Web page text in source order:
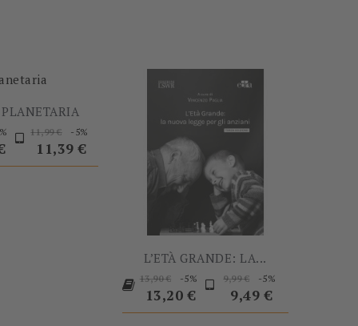
Prezzo
Prezzo
base
11,99 € -5%
11,39 €
L’ETÀ GRANDE: LA...
Prezzo
base
13,90 € -5%
Prezzo
13,20 €
Prezzo
base
9,99 € -5%
9,49 €